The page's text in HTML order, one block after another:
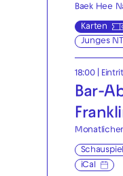
Baek Hee
Karten
Junges
18:00|
Bar-
Schauspiel
iCal